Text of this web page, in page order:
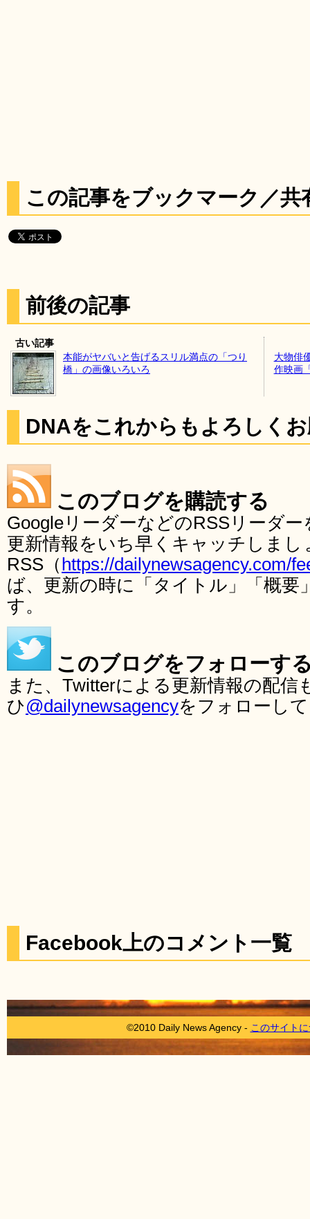
この記事をブックマーク／共
前後の記事
古い記事
本能がヤバいと告げるスリル満点の「つり
橋」の画像いろいろ
大物俳
作映画
DNAをこれからもよろしく
このブログを購読する
GoogleリーダーなどのRSSリーダ
更新情報をいち早くキャッチしま
RSS（ https://dailynewsagency.com/
ば、更新の時に「タイトル」「概要
す。
このブログをフォローす
また、Twitterによる更新情報の配
ひ@dailynewsagencyをフォローし
Facebook上のコメント一覧
©2010 Daily News Agency - このサイト